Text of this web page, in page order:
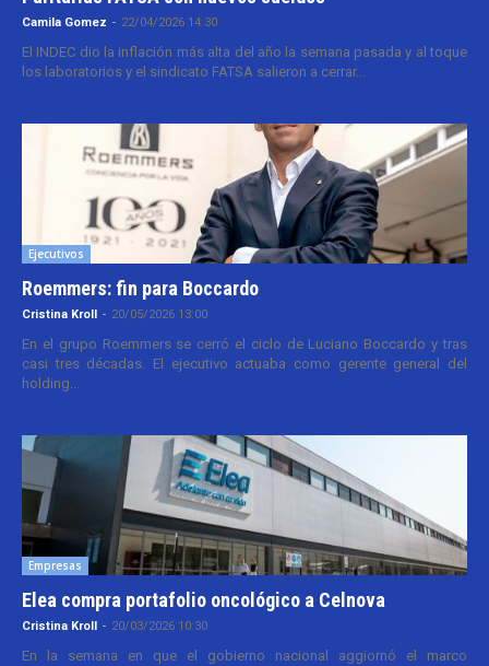
Camila Gomez - 22/04/2026 14:30
El INDEC dio la inflación más alta del año la semana pasada y al toque
los laboratorios y el sindicato FATSA salieron a cerrar...
Ejecutivos
Roemmers: fin para Boccardo
Cristina Kroll - 20/05/2026 13:00
En el grupo Roemmers se cerró el ciclo de Luciano Boccardo y tras
casi tres décadas. El ejecutivo actuaba como gerente general del
holding...
Empresas
Elea compra portafolio oncológico a Celnova
Cristina Kroll - 20/03/2026 10:30
En la semana en que el gobierno nacional aggiornó el marco